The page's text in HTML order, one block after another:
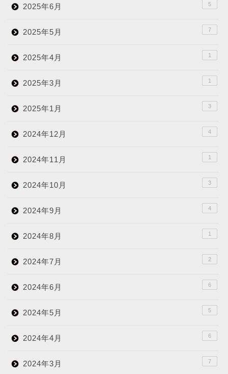
2025年6月 5
2025年5月 7
2025年4月 1
2025年3月 1
2025年1月 3
2024年12月 4
2024年11月 1
2024年10月 3
2024年9月 4
2024年8月 1
2024年7月 2
2024年6月 6
2024年5月 5
2024年4月 6
2024年3月 7